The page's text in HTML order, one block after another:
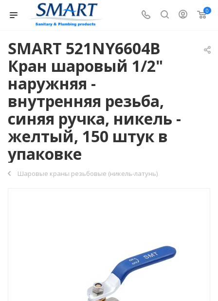
0
SMART 521NY6604B
Кран шаровый 1/2"
наружняя -
внутренняя резьба,
синяя ручка, никель -
желтый, 150 штук в
упаковке
Шаровые краны резьбовые (никель-латунь)